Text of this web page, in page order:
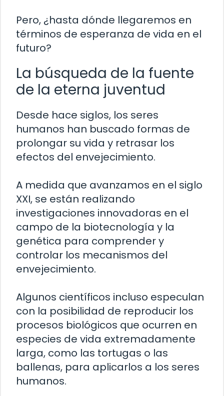
Pero, ¿hasta dónde llegaremos en
términos de esperanza de vida en el
futuro?
La búsqueda de la fuente
de la eterna juventud
Desde hace siglos, los seres
humanos han buscado formas de
prolongar su vida y retrasar los
efectos del envejecimiento.
A medida que avanzamos en el siglo
XXI, se están realizando
investigaciones innovadoras en el
campo de la biotecnología y la
genética para comprender y
controlar los mecanismos del
envejecimiento.
Algunos científicos incluso especulan
con la posibilidad de reproducir los
procesos biológicos que ocurren en
especies de vida extremadamente
larga, como las tortugas o las
ballenas, para aplicarlos a los seres
humanos.